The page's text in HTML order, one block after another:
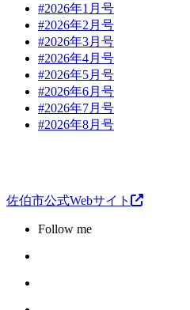
#2026年1月号
#2026年2月号
#2026年3月号
#2026年4月号
#2026年5月号
#2026年6月号
#2026年7月号
#2026年8月号
佐伯市公式Webサイト
Follow me